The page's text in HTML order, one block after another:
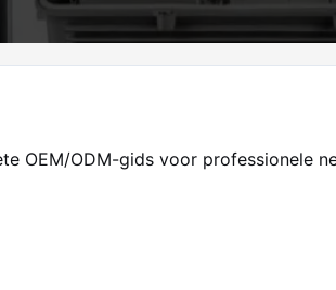
OEM/ODM-gids voor professionele